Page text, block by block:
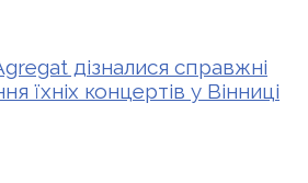
дізналися справжні
їхніх концертів у Вінниці